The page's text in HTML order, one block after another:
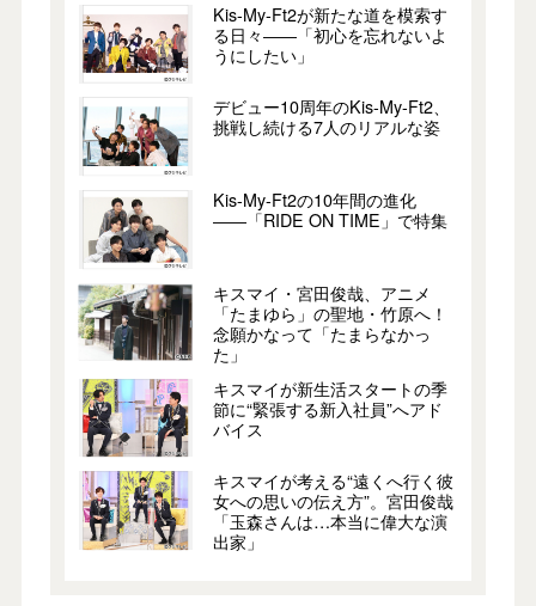
Kis-My-Ft2が新たな道を模索す
る日々――「初心を忘れないよ
うにしたい」
デビュー10周年のKis-My-Ft2、
挑戦し続ける7人のリアルな姿
Kis-My-Ft2の10年間の進化
――「RIDE ON TIME」で特集
キスマイ・宮田俊哉、アニメ
「たまゆら」の聖地・竹原へ！
念願かなって「たまらなかっ
た」
キスマイが新生活スタートの季
節に“緊張する新入社員”へアド
バイス
キスマイが考える“遠くへ行く彼
女への思いの伝え方”。宮田俊哉
「玉森さんは…本当に偉大な演
出家」